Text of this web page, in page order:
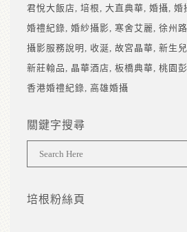
君悅大飯店 培根 大直典華 婚攝 婚
婚禮紀錄 婚紗攝影 寒舍艾麗 徐州
攝影服務說明
收涎 故宮晶華 新生
新莊翰品
晶華酒店 板橋典華 桃園
香港婚禮紀錄 高雄婚攝
關鍵字搜尋
培根粉絲頁